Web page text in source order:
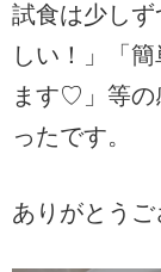
試食は少し
しい！」「
ます♡」等の
ったです。
ありがとうご